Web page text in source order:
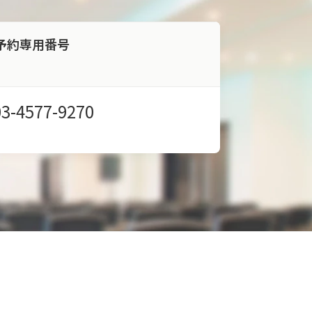
約専用番号
4577-9270